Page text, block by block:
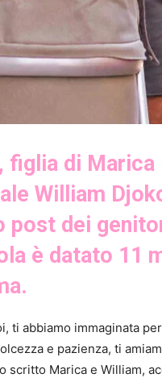
figlia di
William
post dei
è datato 11
ti abbiamo immaginata
e pazienza, ti
scritto Marica e William,